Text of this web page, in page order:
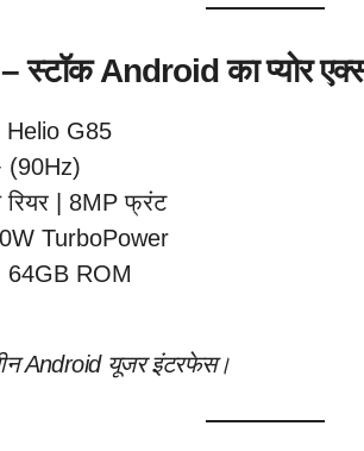
स्टॉक Android का प्योर
Helio G85
(90Hz)
रियर | 8MP फ्रंट
TurboPower
ROM
Android यूजर इंटरफेस।